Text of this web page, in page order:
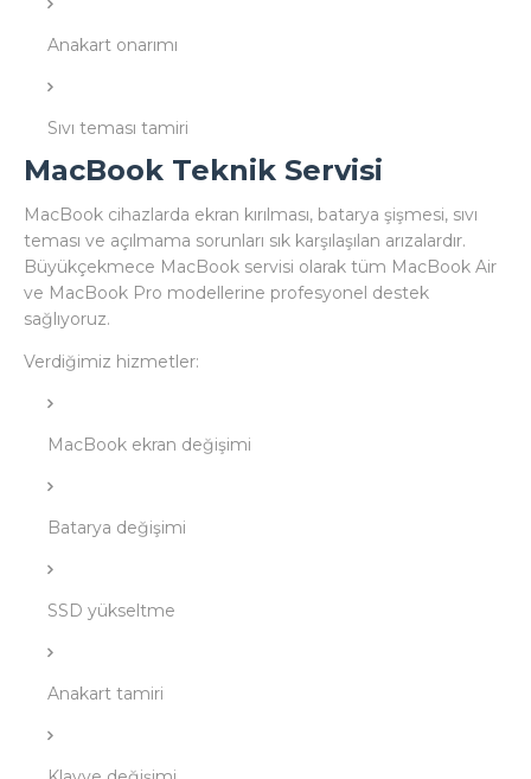
Anakart onarımı
Sıvı teması tamiri
MacBook Teknik Servisi
MacBook cihazlarda ekran kırılması, batarya şişmesi, sıvı
teması ve açılmama sorunları sık karşılaşılan arızalardır.
Büyükçekmece MacBook servisi olarak tüm MacBook Air
ve MacBook Pro modellerine profesyonel destek
sağlıyoruz.
Verdiğimiz hizmetler:
MacBook ekran değişimi
Batarya değişimi
SSD yükseltme
Anakart tamiri